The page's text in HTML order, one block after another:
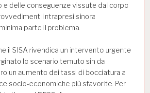
e delle conseguenze vissute dal corpo
intrapresi sinora
parte il problema.
il SISA rivendica un intervento urgente
lo scenario temuto sin da
un aumento dei tassi di bocciatura a
socio-economiche più sfavorite. Per